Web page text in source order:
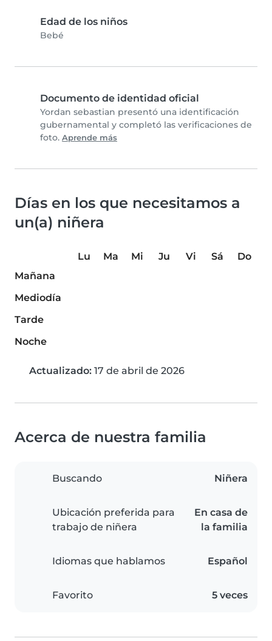
Edad de los niños
Bebé
Documento de identidad oficial
Yordan sebastian presentó una identificación
gubernamental y completó las verificaciones de
foto. Aprende más
Días en los que necesitamos a
un(a) niñera
Lu Ma Mi Ju Vi Sá
Do
Mañana
Mediodía
Tarde
Noche
Actualizado: 17 de abril de 2026
Acerca de nuestra familia
Buscando Niñera
Ubicación preferida para
trabajo de niñera
En casa de
la familia
Idiomas que hablamos Español
Favorito 5 veces